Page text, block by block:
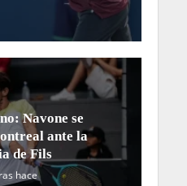
Navone se
ante la
de Fils
hace